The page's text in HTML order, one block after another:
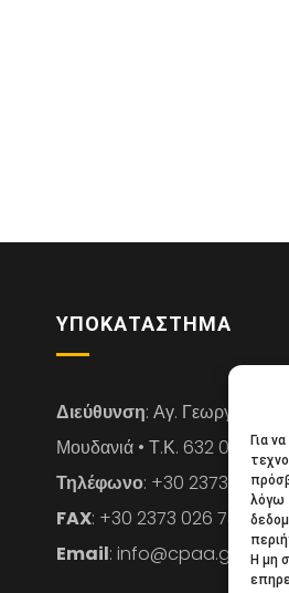
Για
λόγω
Η μη
ΥΠΟΚΑΤΆΣΤΗΜΑ
Διεύθυνση: Αγ. Γεωργίου 14 •
Μουδανιά • Τ.Κ. 632 00 •
Τηλέφωνο: +30 2373 026
FAX: +30 2373 026 739
Email: info@cpaa.gr